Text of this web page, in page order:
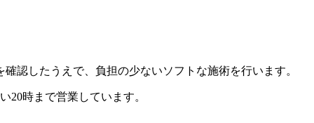
認したうえで、負担の少ないソフトな施術を行います。
20時まで営業しています。